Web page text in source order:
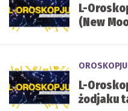
L-
(New
OROSKOPJU
L-
żodjaku